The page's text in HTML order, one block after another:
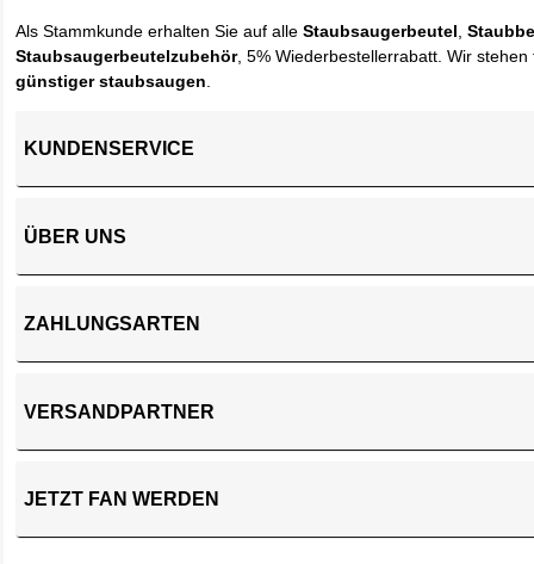
Als Stammkunde erhalten Sie auf alleStaubsaugerbeutel ,
Staubsaugerbeutelzubehör, 5% Wiederbestellerrabatt. Wir
günstiger staubsaugen
KUNDENSERVICE
ÜBER UNS
ZAHLUNGSARTEN
VERSANDPARTNER
JETZT FAN WERDEN